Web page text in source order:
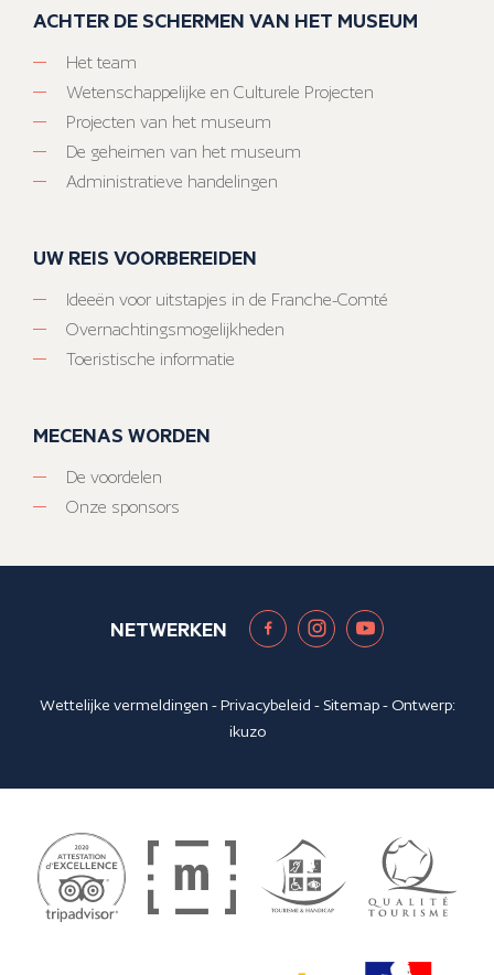
ACHTER DE SCHERMEN VAN HET MUSEUM
Het team
Wetenschappelijke en Culturele Projecten
Projecten van het museum
De geheimen van het museum
Administratieve handelingen
UW REIS VOORBEREIDEN
Ideeën voor uitstapjes in de Franche-Comté
Overnachtingsmogelijkheden
Toeristische informatie
MECENAS WORDEN
De voordelen
Onze sponsors
NETWERKEN
Wettelijke vermeldingen -Privacybeleid - Sitemap- Ontwerp:
ikuzo